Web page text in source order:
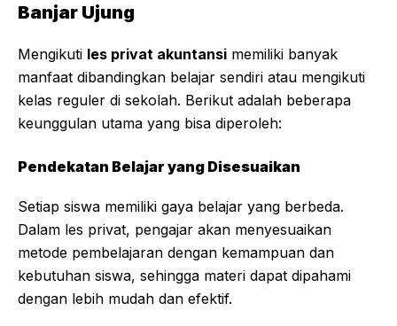
Banjar Ujung
Mengikuti les privat akuntansi memiliki banyak
manfaat dibandingkan belajar sendiri atau mengikuti
kelas reguler di sekolah. Berikut adalah beberapa
keunggulan utama yang bisa diperoleh:
Pendekatan Belajar yang Disesuaikan
Setiap siswa memiliki gaya belajar yang berbeda.
Dalam les privat, pengajar akan menyesuaikan
metode pembelajaran dengan kemampuan dan
kebutuhan siswa, sehingga materi dapat dipahami
dengan lebih mudah dan efektif.